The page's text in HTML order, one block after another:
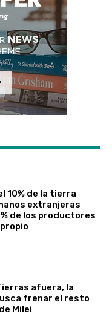
10% de la tierra
extranjeras
de los productores
afuera, la
frenar el resto
Milei